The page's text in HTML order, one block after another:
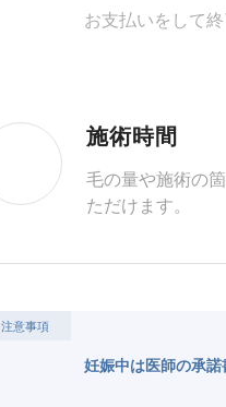
お支払いをして終
施術時間
毛の量や施術の
ただけます。
注意事項
妊娠中は医師の承